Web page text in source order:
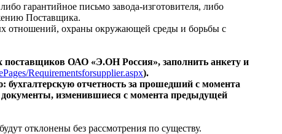
гарантийное письмо завода-изготовителя, либо
Поставщика.
отношений, охраны окружающей среды и борьбы с
поставщиков ОАО «Э.ОН Россия», заполнить анкету и
Requirementsforsupplier.aspx).
бухгалтерскую отчетность за прошедший с момента
документы, изменившиеся с момента предыдущей
отклонены без рассмотрения по существу.